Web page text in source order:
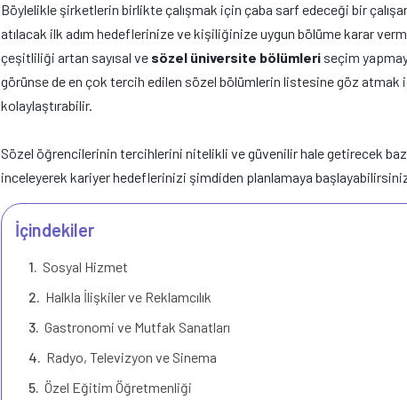
Böylelikle şirketlerin birlikte çalışmak için çaba sarf edeceği bir
atılacak ilk adım hedeflerinize ve kişiliğinize uygun bölüme karar
çeşitliliği artan sayısal ve sözel üniversite bölümleri seçim
görünse de en çok tercih edilen sözel bölümlerin listesine göz atmak
kolaylaştırabilir.
Sözel öğrencilerinin tercihlerini nitelikli ve güvenilir hale getirecek
inceleyerek kariyer hedeflerinizi şimdiden planlamaya
İçindekiler
Sosyal Hizmet
Halkla İlişkiler ve Reklamcılık
Gastronomi ve Mutfak Sanatları
Radyo, Televizyon ve Sinema
Özel Eğitim Öğretmenliği